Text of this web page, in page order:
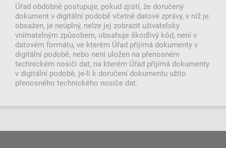
Úřad obdobně postupuje, pokud zjistí, že doručený
dokument v digitální podobě včetně datové zprávy, v níž je
obsažen, je neúplný, nelze jej zobrazit uživatelsky
vnímatelným způsobem, obsahuje škodlivý kód, není v
datovém formátu, ve kterém Úřad přijímá dokumenty v
digitální podobě, nebo není uložen na přenosném
technickém nosiči dat, na kterém Úřad přijímá dokumenty
v digitální podobě, je-li k doručení dokumentu užito
přenosného technického nosiče dat.